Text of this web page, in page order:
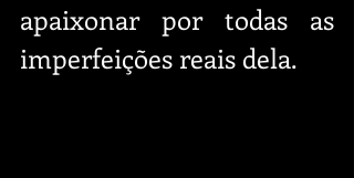
apaixonar por todas as
imperfeições reais dela.